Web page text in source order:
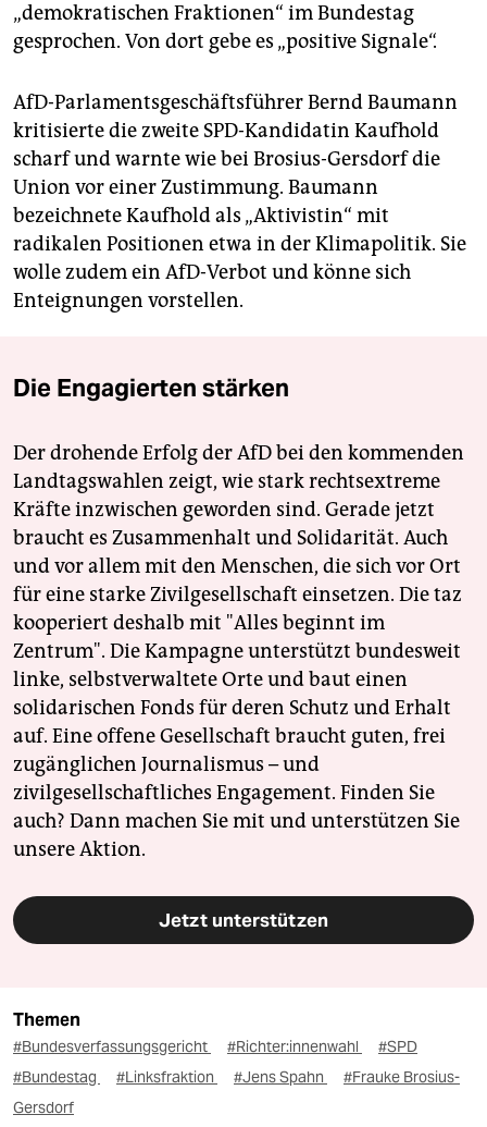
„demokratischen Fraktionen“ im Bundestag
gesprochen. Von dort gebe es „positive Signale“.
AfD-Parlamentsgeschäftsführer Bernd Baumann
kritisierte die zweite SPD-Kandidatin Kaufhold
scharf und warnte wie bei Brosius-Gersdorf die
Union vor einer Zustimmung. Baumann
bezeichnete Kaufhold als „Aktivistin“ mit
radikalen Positionen etwa in der Klimapolitik. Sie
wolle zudem ein AfD-Verbot und könne sich
Enteignungen vorstellen.
Die Engagierten stärken
Der drohende Erfolg der AfD bei den kommenden
Landtagswahlen zeigt, wie stark rechtsextreme
Kräfte inzwischen geworden sind. Gerade jetzt
braucht es Zusammenhalt und Solidarität. Auch
und vor allem mit den Menschen, die sich vor Ort
für eine starke Zivilgesellschaft einsetzen. Die taz
kooperiert deshalb mit "Alles beginnt im
Zentrum". Die Kampagne unterstützt bundesweit
linke, selbstverwaltete Orte und baut einen
solidarischen Fonds für deren Schutz und Erhalt
auf. Eine offene Gesellschaft braucht guten, frei
zugänglichen Journalismus – und
zivilgesellschaftliches Engagement. Finden Sie
auch? Dann machen Sie mit und unterstützen Sie
unsere Aktion.
Jetzt unterstützen
Themen
#Bundesverfassungsgericht #Richter:innenwahl
#SPD
#Bundestag
#Linksfraktion #Jens Spahn
#Frauke Brosius-
Gersdorf